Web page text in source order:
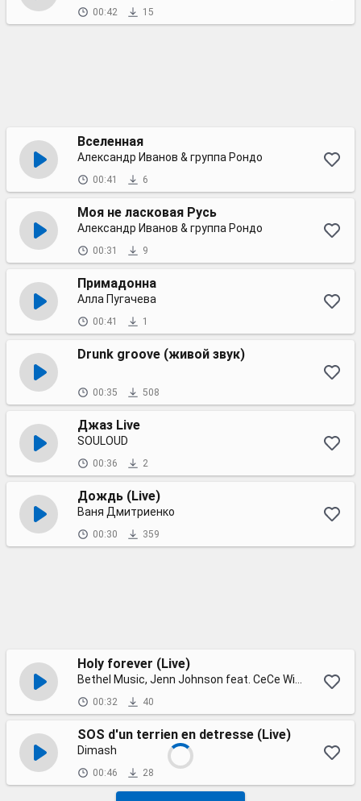
00:42 15
Вселенная
Александр Иванов & группа Рондо
00:41 6
Моя не ласковая Русь
Александр Иванов & группа Рондо
00:31 9
Примадонна
Алла Пугачева
00:41 1
Drunk groove (живой звук)
00:35 508
Джаз Live
SOULOUD
00:36 2
Дождь (Live)
Ваня Дмитриенко
00:30 359
Holy forever (Live)
00:32 40
SOS d'un terrien en detresse (Live)
Dimash
00:46 28